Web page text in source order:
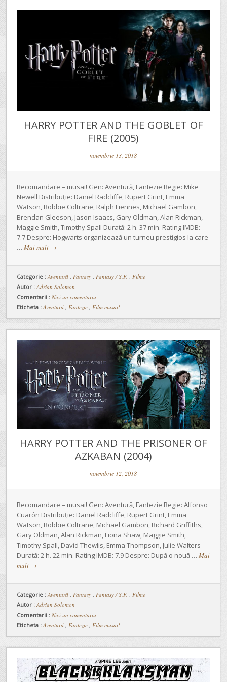
HARRY POTTER AND THE GOBLET OF
FIRE (2005)
noiembrie 13, 2018
Recomandare – musai! Gen: Aventură, Fantezie Regie: Mike
Newell Distribuție: Daniel Radcliffe, Rupert Grint, Emma
Watson, Robbie Coltrane, Ralph Fiennes, Michael Gambon,
Brendan Gleeson, Jason Isaacs, Gary Oldman, Alan Rickman,
Maggie Smith, Timothy Spall Durată: 2 h. 37 min. Rating IMDB:
7.7 Despre: Hogwarts organizează un turneu prestigios la care
… Mai mult →
Categorie :Aventură , Fantasy , Fantasy / S.F. , Filme
Autor : Adrian Solomon
Comentarii : Nici un comentariu
Eticheta : Aventură , Fantezie , Film musai!
HARRY POTTER AND THE PRISONER OF
AZKABAN (2004)
noiembrie 12, 2018
Recomandare – musai! Gen: Aventură, Fantezie Regie: Alfonso
Cuarón Distribuție: Daniel Radcliffe, Rupert Grint, Emma
Watson, Robbie Coltrane, Michael Gambon, Richard Griffiths,
Gary Oldman, Alan Rickman, Fiona Shaw, Maggie Smith,
Timothy Spall, David Thewlis, Emma Thompson, Julie Walters
Durată: 2 h. 22 min. Rating IMDB: 7.9 Despre: După o nouă … Mai
mult →
Categorie :Aventură , Fantasy , Fantasy / S.F. , Filme
Autor : Adrian Solomon
Comentarii : Nici un comentariu
Eticheta : Aventură , Fantezie , Film musai!